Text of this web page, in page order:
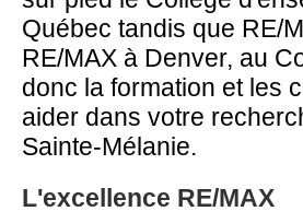
Québec tandis que RE/
RE/MAX à Denver, au
donc la formation et les
aider dans votre
Sainte-Mélanie.
L'excellence RE/MAX